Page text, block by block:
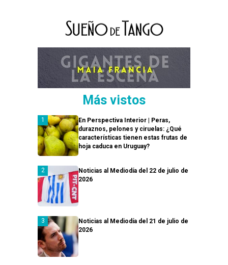
Más vistos
En Perspectiva Interior | Peras,
duraznos, pelones y ciruelas: ¿Qué
características tienen estas frutas de
hoja caduca en Uruguay?
Noticias al Mediodía del 22 de julio de
2026
Noticias al Mediodía del 21 de julio de
2026